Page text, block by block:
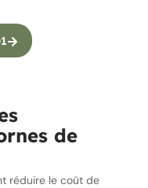
de
réduire le coût de